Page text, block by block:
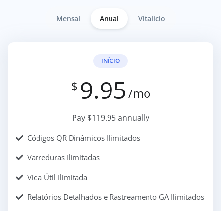
Mensal Anual Vitalício
INÍCIO
$ 9.95/mo
Pay $119.95 annually
Códigos QR Dinâmicos Ilimitados
Varreduras Ilimitadas
Vida Útil Ilimitada
Relatórios Detalhados e Rastreamento GA Ilimitados